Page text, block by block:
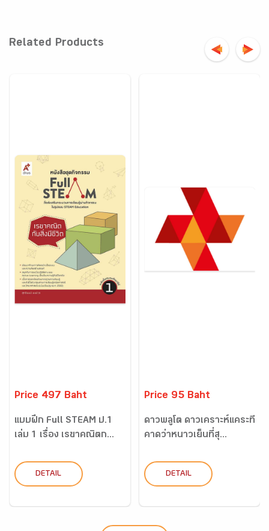
Related Products
Price 497 Baht
แบบฝึก Full STEAM ป.1
เล่ม 1 เรื่อง เรขาคณิตก...
DETAIL
Price 95 Baht
ดาวพลูโต ดาวเคราะห์แคระที่
คาดว่าหนาวเย็นที่สุ...
DETAIL